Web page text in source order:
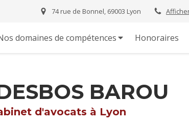
74 rue de Bonnel, 69003 Lyon
domaines de compétences Honoraires
BAROU
d'avocats à Lyon